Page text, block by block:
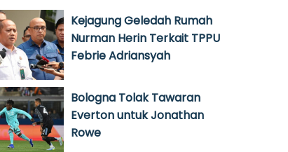
Kejagung Geledah Rumah
Nurman Herin Terkait TPPU
Febrie Adriansyah
Bologna Tolak Tawaran
Everton untuk Jonathan
Rowe